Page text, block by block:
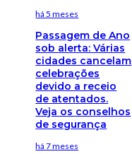
há 5 meses
Passagem de Ano
sob alerta: Várias
cidades cancelam
celebrações
devido a receio
de atentados.
Veja os conselhos
de segurança
há 7 meses